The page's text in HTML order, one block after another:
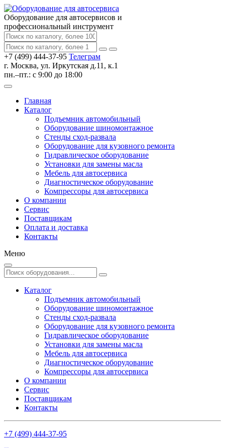
Оборудование для автосервисов и
профессиональный инструмент
+7 (499) 444-37-95 Телеграм
г. Москва, ул. Иркутская д.11, к.1
пн.–пт.: с 9:00 до 18:00
Главная
Каталог
Подъемник автомобильный
Оборудование шиномонтажное
Стенды сход-развала
Оборудование для кузовного ремонта
Гидравлическое оборудование
Установки для замены масла
Мебель для автосервиса
Диагностическое оборудование
Компрессоры для автосервиса
О компании
Сервис
Поставщикам
Оплата и доставка
Контакты
Меню
Каталог
Подъемник автомобильный
Оборудование шиномонтажное
Стенды сход-развала
Оборудование для кузовного ремонта
Гидравлическое оборудование
Установки для замены масла
Мебель для автосервиса
Диагностическое оборудование
Компрессоры для автосервиса
О компании
Сервис
Поставщикам
Контакты
+7 (499) 444-37-95